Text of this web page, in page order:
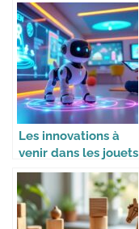
Les innovations à
venir dans les jouets
intelligents